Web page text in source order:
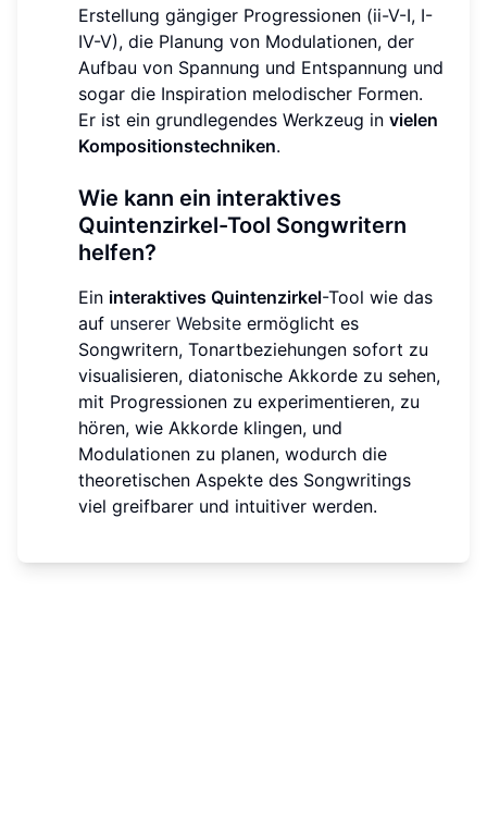
Erstellung gängiger Progressionen (ii-V-I, I-
IV-V), die Planung von Modulationen, der
Aufbau von Spannung und Entspannung und
sogar die Inspiration melodischer Formen.
Er ist ein grundlegendes Werkzeug in vielen
Kompositionstechniken.
Wie kann ein interaktives
Quintenzirkel-Tool Songwritern
helfen?
Ein interaktives Quintenzirkel-Tool wie das
auf unserer Website ermöglicht es
Songwritern, Tonartbeziehungen sofort zu
visualisieren, diatonische Akkorde zu sehen,
mit Progressionen zu experimentieren, zu
hören, wie Akkorde klingen, und
Modulationen zu planen, wodurch die
theoretischen Aspekte des Songwritings
viel greifbarer und intuitiver werden.